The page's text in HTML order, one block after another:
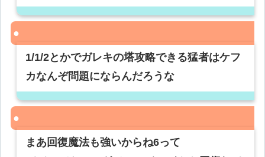
1/1/2とかでガレキの塔攻略できる猛者はケフ
カなんぞ問題にならんだろうな
まあ回復魔法も強いからね6って